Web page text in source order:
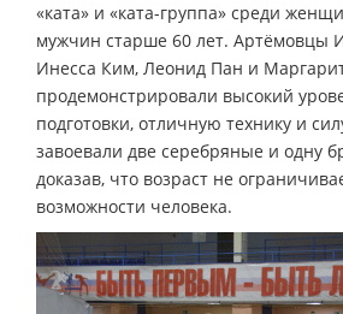
«ката» и «ката-группа» среди
мужчин старше 60 лет. Артёмовцы
Инесса Ким, Леонид Пан и
продемонстрировали высокий
подготовки, отличную технику и
завоевали две серебряные и одну
доказав, что возраст не
возможности человека.